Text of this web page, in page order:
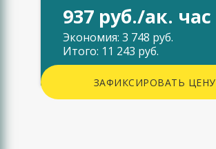
937 руб./ак. час
Экономия: 3 748 руб.
Итого: 11 243 руб.
ЗАФИКСИРОВАТЬ ЦЕНУ